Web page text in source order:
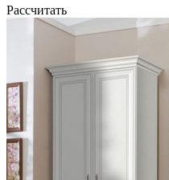
Рассчитать